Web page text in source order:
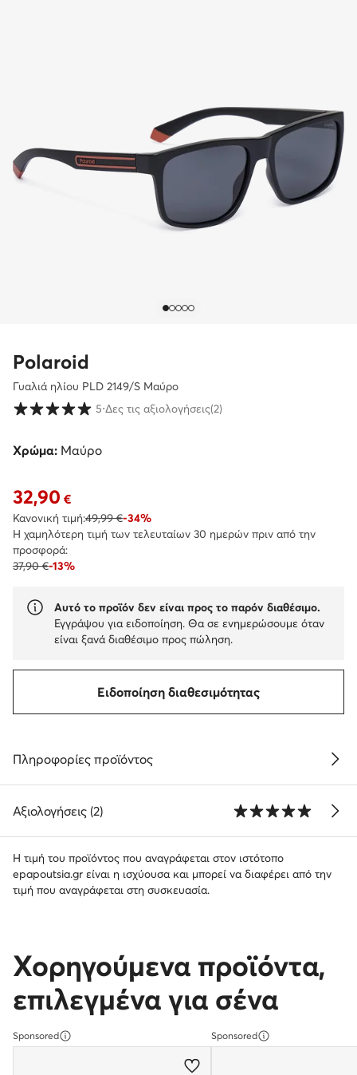
Polaroid
Γυαλιά ηλίου PLD 2149/S Μαύρο
Βαθμολογία πελατών σε κλίμακα 1 έως 5
5⋅Δες τις αξιολογήσεις(2)
Χρώμα: Μαύρο
Τρέχουσα τιμή 32,90 €
32,90 €
Κανονική τιμή:49,99 €-34%
Η χαμηλότερη τιμή των τελευταίων 30 ημερών πριν από την
προσφορά:
37,90 €-13%
Αυτό το προϊόν δεν είναι προς το παρόν διαθέσιμο.
Εγγράψου για ειδοποίηση. Θα σε ενημερώσουμε όταν
είναι ξανά διαθέσιμο προς πώληση.
Ειδοποίηση διαθεσιμότητας
Πληροφορίες προϊόντος
Αξιολογήσεις (2)
Η τιμή του προϊόντος που αναγράφεται στον ιστότοπο
epapoutsia.gr είναι η ισχύουσα και μπορεί να διαφέρει από την
τιμή που αναγράφεται στη συσκευασία.
Χορηγούμενα προϊόντα,
επιλεγμένα για σένα
Sponsored Sponsored